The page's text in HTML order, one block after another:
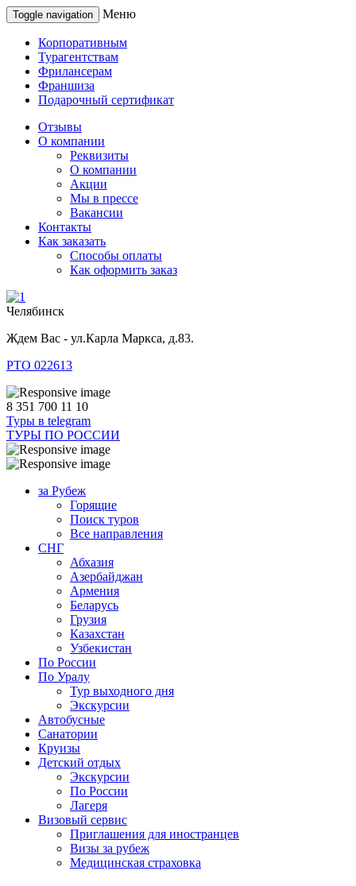
Toggle navigation Меню
Корпоративным
Турагентствам
Фрилансерам
Франшиза
Подарочный сертификат
Отзывы
О компании
Реквизиты
О компании
Акции
Мы в прессе
Вакансии
Контакты
Как заказать
Способы оплаты
Как оформить заказ
Челябинск
Ждем Вас - ул.Карла Маркса, д.83.
РТО 022613
8 351 700 11 10
Туры в telegram
ТУРЫ ПО РОССИИ
за Рубеж
Горящие
Поиск туров
Все направления
СНГ
Абхазия
Азербайджан
Армения
Беларусь
Грузия
Казахстан
Узбекистан
По России
По Уралу
Тур выходного дня
Экскурсии
Автобусные
Санатории
Круизы
Детский отдых
Экскурсии
По России
Лагеря
Визовый сервис
Приглашения для иностранцев
Визы за рубеж
Медицинская страховка